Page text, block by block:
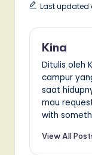
Last updated
Kina
Ditulis oleh
campur
saat
mau
with
View All